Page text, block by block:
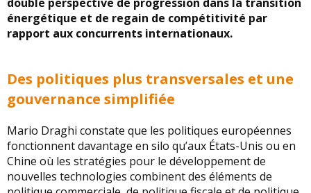
énergétique et de regain de compétitivité par
rapport aux concurrents internationaux.
Des politiques plus transversales et une
gouvernance simplifiée
Mario Draghi constate que les politiques européennes
fonctionnent davantage en silo qu’aux États-Unis ou en
Chine où les stratégies pour le développement de
nouvelles technologies combinent des éléments de